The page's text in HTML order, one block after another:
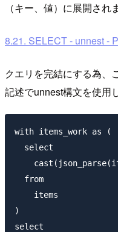
（キー、値）に展開され
8.21. SELECT - unnest -
クエリを完結にする為、
記述でunnest構文を使用
with items_work as (
  select
  from
    items
)
select